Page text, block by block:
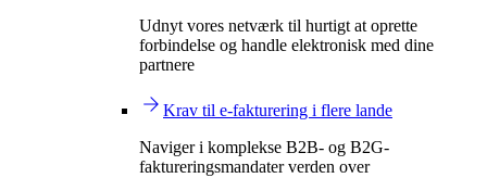
Udnyt vores netværk til hurtigt at oprette
forbindelse og handle elektronisk med dine
partnere
Krav til e-fakturering i flere lande
Naviger i komplekse B2B- og B2G-
faktureringsmandater verden over